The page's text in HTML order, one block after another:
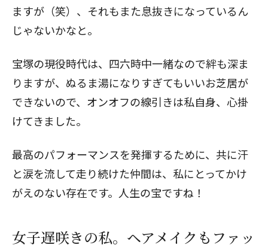
ますが（笑）、それもまた息抜きになっているん
じゃないかなと。
宝塚の現役時代は、四六時中一緒なので絆も深ま
りますが、ぬるま湯になりすぎてもいいお芝居が
できないので、オンオフの線引きは私自身、心掛
けてきました。
最高のパフォーマンスを発揮するために、共に汗
と涙を流して走り続けた仲間は、私にとってかけ
がえのない存在です。人生の宝ですね！
女子遅咲きの私。ヘアメイクもファッ